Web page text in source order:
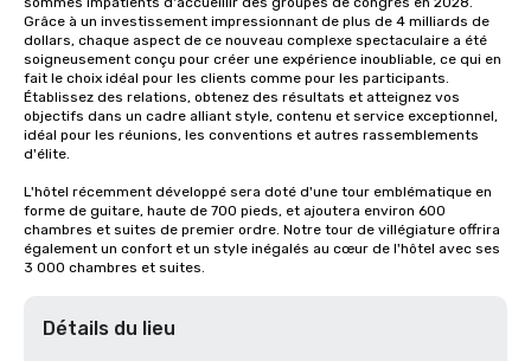
Grâce à un investissement impressionnant de plus de 4 milliards de
dollars, chaque aspect de ce nouveau complexe spectaculaire a été
soigneusement conçu pour créer une expérience inoubliable, ce qui en
fait le choix idéal pour les clients comme pour les participants.
Établissez des relations, obtenez des résultats et atteignez vos
objectifs dans un cadre alliant style, contenu et service exceptionnel,
idéal pour les réunions, les conventions et autres rassemblements
d'élite.
L'hôtel récemment développé sera doté d'une tour emblématique en
forme de guitare, haute de 700 pieds, et ajoutera environ 600
chambres et suites de premier ordre. Notre tour de villégiature offrira
également un confort et un style inégalés au cœur de l'hôtel avec ses
3 000 chambres et suites.
Détails du lieu